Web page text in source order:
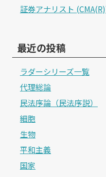
証券アナリスト
最近の投稿
ラダーシリーズ一覧
代理総論
民法序論（民法序説）
細胞
生物
平和主義
国家